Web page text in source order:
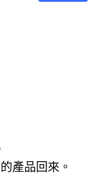
產品回來。